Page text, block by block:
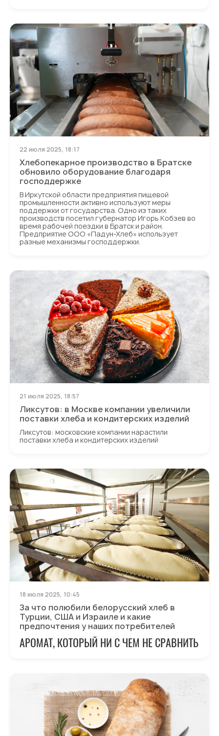
Хлебопекарное производство в Братске
обновило оборудование благодаря
господдержке
22 июля 2025, 18:17
В Иркутской области предприятия пищевой
промышленности активно используют меры
поддержки от государства. Одно из таких
производств посетил губернатор Игорь Кобзев во
время рабочей поездки в Братск и район.
Предприятие ООО «Падун-Хлеб» использует
разные механизмы господдержки.
Ликсутов: в Москве компании увеличили
поставки хлеба и кондитерских изделий
21 июля 2025, 18:57
Ликсутов: московские компании нарастили
поставки хлеба и кондитерских изделий
За что полюбили белорусский хлеб в
Турции, США и Израиле и какие
предпочтения у наших потребителей
18 июля 2025, 10:45
АРОМАТ, КОТОРЫЙ НИ С ЧЕМ НЕ СРАВНИТЬ